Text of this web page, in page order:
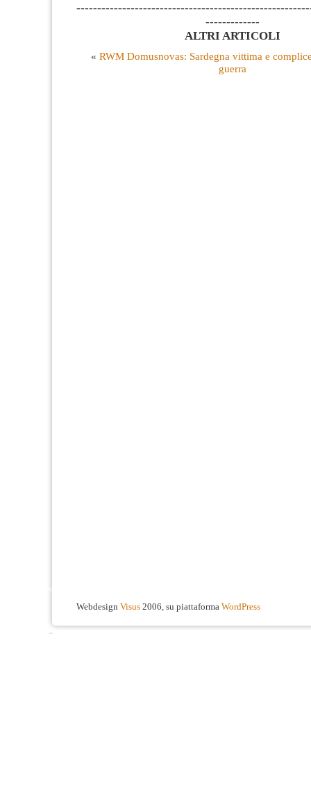
-------------
ALTRI ARTICOLI
« RWM Domusnovas: Sardegna vittima e
guerra
Webdesign Visus 2006, su piattaforma WordPress